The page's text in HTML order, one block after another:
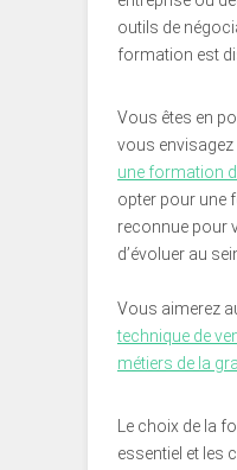
outils de
formation est
Vous êtes en
vous
une formation
opter pour une
reconnue pour
d’évoluer au
Vous aimerez
technique de
métiers de la
Le choix de la
essentiel et les